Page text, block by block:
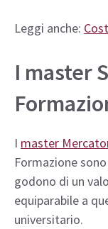
Leggi anche:
I master
I master
Formazione sono
godono di un
equiparabile a
universitario.